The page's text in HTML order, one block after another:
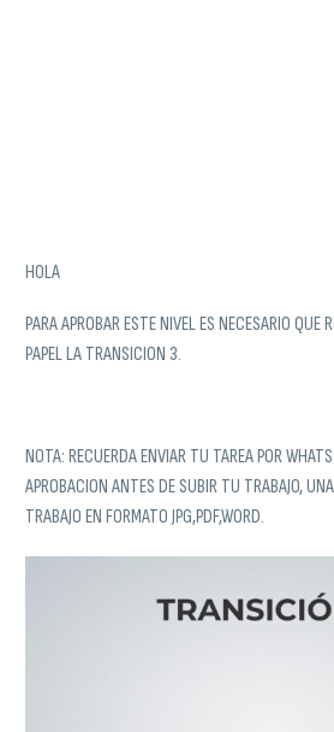
HOLA
PARA APROBAR ESTE NIVEL ES NECESARIO QUE
PAPEL LA TRANSICION 3.
NOTA: RECUERDA ENVIAR TU TAREA POR
APROBACION ANTES DE SUBIR TU TRABAJO,
TRABAJO EN FORMATO JPG,PDF,WORD.